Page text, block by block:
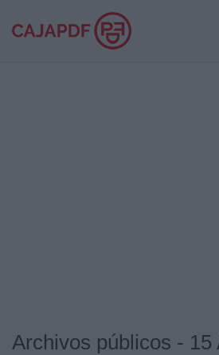
Archivos públicos - 15